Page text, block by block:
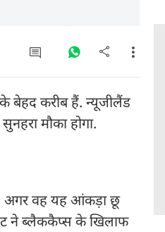
बेहद करीब हैं. न्यूजीलैंड
मौका होगा.
अगर वह यह आंकड़ा छू
ने ब्लैककैप्स के खिलाफ